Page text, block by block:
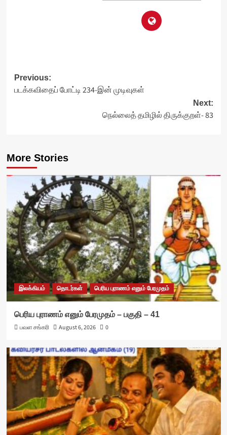
Post
navigation
Previous:
படக்கவிதைப் போட்டி 234-இன் முடிவுகள்
Next:
நெல்லைத் தமிழில் திருக்குறள்- 83
More Stories
இலக்கியம் தொடர்கள் பெரிய புராணம் எனும் பேரமுதம்
பெரிய புராணம் எனும் பேரமுதம் – பகுதி – 41
பவள சங்கரி
August 6, 2026 0